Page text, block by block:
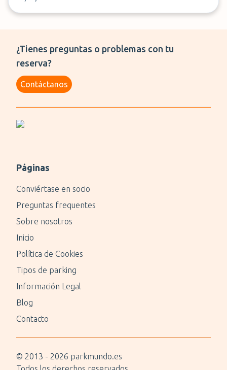
¿Tienes preguntas o problemas con tu
reserva?
Contáctanos
Páginas
Conviértase en socio
Preguntas frequentes
Sobre nosotros
Inicio
Política de Cookies
Tipos de parking
Información Legal
Blog
Contacto
© 2013 - 2026 parkmundo.es